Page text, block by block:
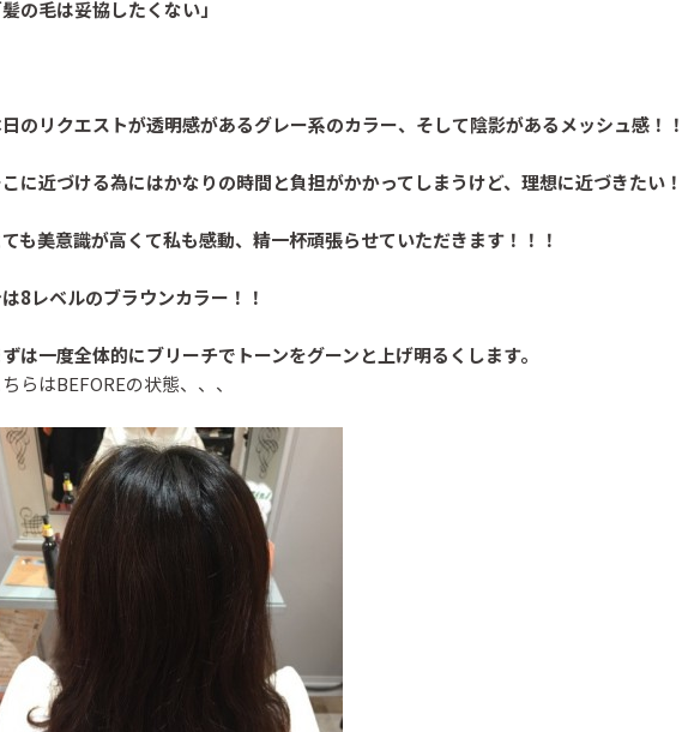
髪の毛は妥協したくない」
のリクエストが透明感があるグレー系のカラー、そして陰影があるメッシュ感！！
に近づける為にはかなりの時間と負担がかかってしまうけど、理想に近づきたい！
ても美意識が高くて私も感動、精一杯頑張らせていただきます！！！
8レベルのブラウンカラー！！
は一度全体的にブリーチでトーンをグーンと上げ明るくします。
らはBEFOREの状態、、、